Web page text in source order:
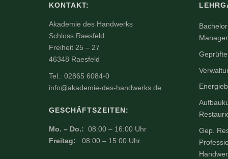
KONTAKT:
Akademie des Handwerks
Schloss Raesfeld
Freiheit 25 – 27
46348 Raesfeld
Tel.: 02865 6084-0
info@akademie-des-handwerks.de
GESCHÄFTSZEITEN:
Mo. – Do.: 08:00 – 16:00 Uhr
Freitag:
08:00 – 15:00 Uhr
Gep.